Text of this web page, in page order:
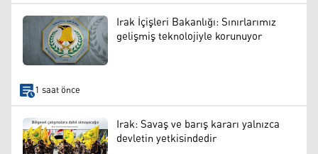
Irak İçişleri Bakanlığı: Sınırlarımız
gelişmiş teknolojiyle korunuyor
1 saat önce
Irak: Savaş ve barış kararı yalnızca
devletin yetkisindedir